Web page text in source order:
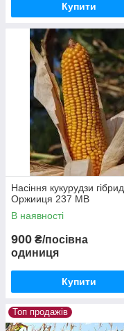
Купити
Насіння кукурудзи гібрид
Оржииця 237 МВ
В наявності
900 ₴/посівна
одиниця
Купити
Топ продажів